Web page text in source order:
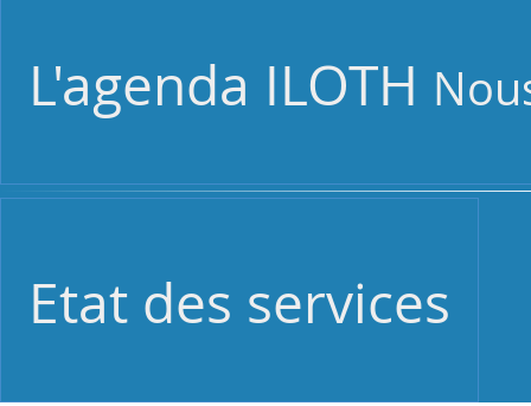
L'agenda ILOTH
Etat des services